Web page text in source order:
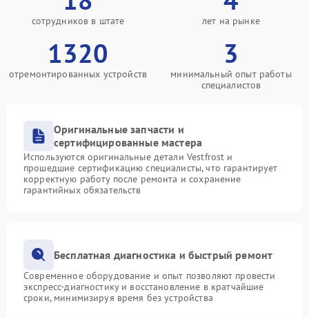
сотрудников в штате лет на рынке
1320
отремонтированных устройств
3
минимальный опыт работы
специалистов
Оригинальные запчасти и
сертифицированные мастера
Используются оригинальные детали Vestfrost и
прошедшие сертификацию специалисты, что гарантирует
корректную работу после ремонта и сохранение
гарантийных обязательств
Бесплатная диагностика и быстрый ремонт
Современное оборудование и опыт позволяют провести
экспресс-диагностику и восстановление в кратчайшие
сроки, минимизируя время без устройства